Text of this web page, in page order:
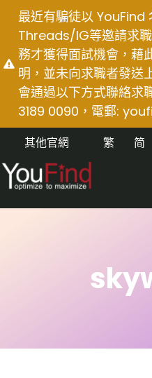
content
最近有騙徒以 YouFind
Threads/IG等邀請求
務才獲得面試機會，藉
明，並未向求職者發送
會通過以下方式聯絡求
3189 0090，電郵:
其他官網 简
繁